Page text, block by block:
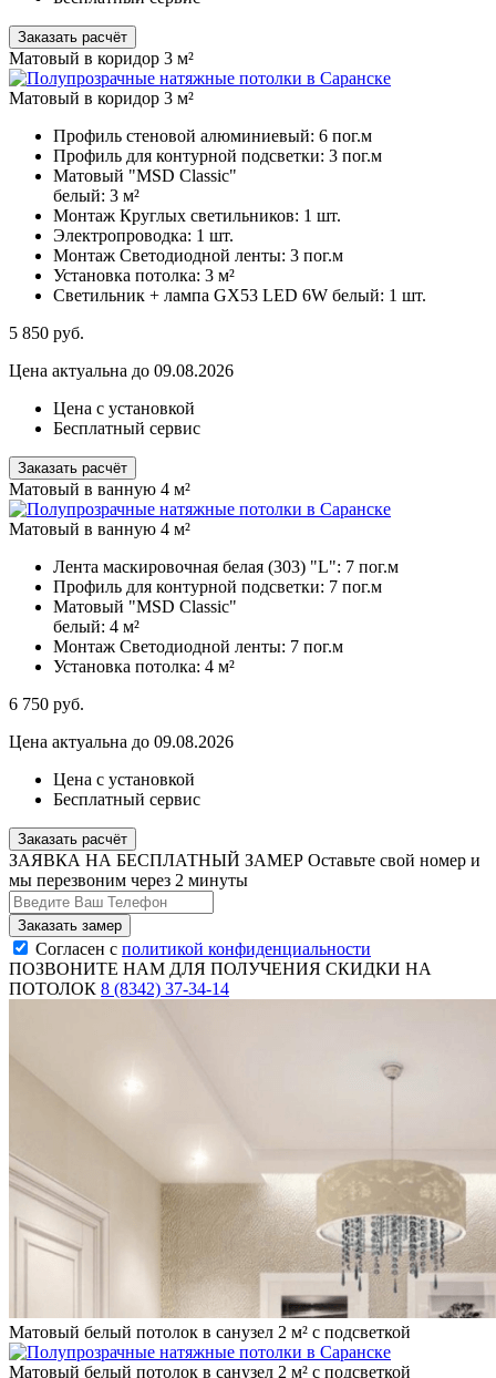
Заказать расчёт
Матовый в коридор 3 м²
Матовый в коридор 3 м²
Профиль стеновой алюминиевый: 6 пог.м
Профиль для контурной подсветки: 3 пог.м
Матовый "MSD Classic"
белый: 3 м²
Монтаж Круглых светильников: 1 шт.
Электропроводка: 1 шт.
Монтаж Светодиодной ленты: 3 пог.м
Установка потолка: 3 м²
Светильник + лампа GX53 LED 6W белый: 1 шт.
5 850 руб.
Цена актуальна до 09.08.2026
Цена с установкой
Бесплатный сервис
Заказать расчёт
Матовый в ванную 4 м²
Матовый в ванную 4 м²
Лента маскировочная белая (303) "L": 7 пог.м
Профиль для контурной подсветки: 7 пог.м
Матовый "MSD Classic"
белый: 4 м²
Монтаж Светодиодной ленты: 7 пог.м
Установка потолка: 4 м²
6 750 руб.
Цена актуальна до 09.08.2026
Цена с установкой
Бесплатный сервис
Заказать расчёт
ЗАЯВКА НА БЕСПЛАТНЫЙ ЗАМЕР Оставьте свой номер и
мы перезвоним через 2 минуты
Согласен с политикой конфиденциальности
ПОЗВОНИТЕ НАМ ДЛЯ ПОЛУЧЕНИЯ СКИДКИ НА
ПОТОЛОК 8 (8342) 37-34-14
Матовый белый потолок в санузел 2 м² с подсветкой
Матовый белый потолок в санузел 2 м² с подсветкой